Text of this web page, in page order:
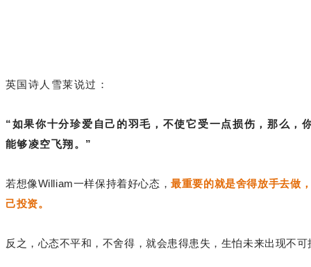
英国诗人雪莱说过：
“如果你十分珍爱自己的羽毛，不使它受一点损伤，那么，
能够凌空飞翔。”
若想像William一样保持着好心态，最重要的就是舍得放手去做
己投资。
反之，心态不平和，不舍得，就会患得患失，生怕未来出现不